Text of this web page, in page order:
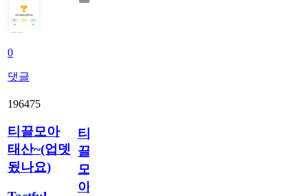
0
댓글
196475
티끌모아
태산~(업뎃
됬나요)
티
끌
모
아